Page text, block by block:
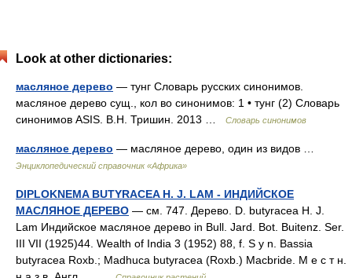
Look at other dictionaries:
масляное дерево — тунг Словарь русских синонимов.
масляное дерево сущ., кол во синонимов: 1 • тунг (2) Словарь
синонимов ASIS. В.Н. Тришин. 2013 …
Словарь синонимов
масляное дерево — масляное дерево, один из видов …
Энциклопедический справочник «Африка»
DIPLOKNEMA BUTYRACEA H. J. LAM - ИНДИЙСКОЕ
МАСЛЯНОЕ ДЕРЕВО — см. 747. Дерево. D. butyracea H. J.
Lam Индийское масляное дерево in Bull. Jard. Bot. Buitenz. Ser.
III VII (1925)44. Wealth of India 3 (1952) 88, f. S у n. Bassia
butyracea Roxb.; Madhuca butyracea (Roxb.) Macbride. М е с т н.